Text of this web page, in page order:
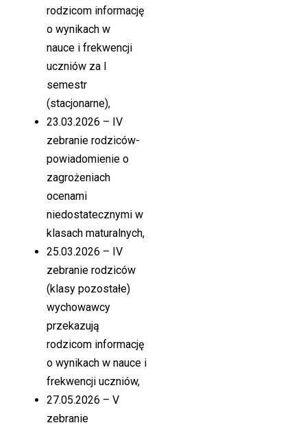
rodzicom informację
o wynikach w
nauce i frekwencji
uczniów za I
semestr
(stacjonarne),
23.03.2026 – IV
zebranie rodziców-
powiadomienie o
zagrożeniach
ocenami
niedostatecznymi w
klasach maturalnych,
25.03.2026 – IV
zebranie rodziców
(klasy pozostałe)
wychowawcy
przekazują
rodzicom informację
o wynikach w nauce i
frekwencji uczniów,
27.05.2026 – V
zebranie